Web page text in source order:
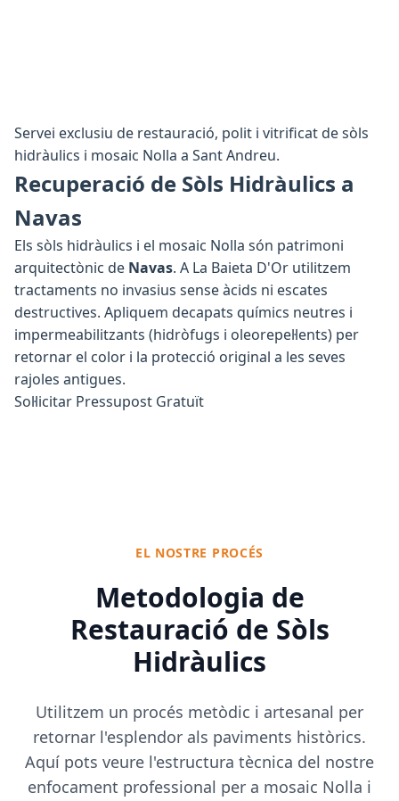
Servei exclusiu de restauració, polit i vitrificat de sòls
hidràulics i mosaic Nolla a Sant Andreu.
Recuperació de Sòls Hidràulics a
Navas
Els sòls hidràulics i el mosaic Nolla són patrimoni
arquitectònic de Navas. A La Baieta D'Or utilitzem
tractaments no invasius sense àcids ni escates
destructives. Apliquem decapats químics neutres i
impermeabilitzants (hidròfugs i oleorepel·lents) per
retornar el color i la protecció original a les seves
rajoles antigues.
Sol·licitar Pressupost Gratuït
EL NOSTRE PROCÉS
Metodologia de
Restauració de Sòls
Hidràulics
Utilitzem un procés metòdic i artesanal per
retornar l'esplendor als paviments històrics.
Aquí pots veure l'estructura tècnica del nostre
enfocament professional per a mosaic Nolla i